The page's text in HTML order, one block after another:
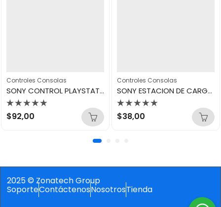
Controles Consolas
SONY CONTROL PLAYSTATION PS5 REMIX GREEN
Valorado
con
$92,00
Controles Consolas
SONY ESTACION DE CARGA CONTROL PLAYSTATION PS5 CFI-ZDS1
Valorado
con
$38,00
2025 © Zonatech Group
SoporteContáctenosNosotrosTienda